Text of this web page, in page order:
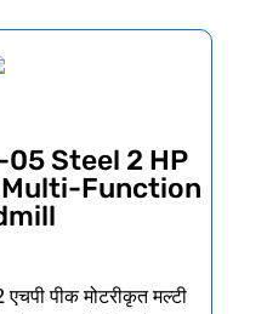
Steel 2 HP
Function
एचपी पीक मोटरीकृत मल्टी